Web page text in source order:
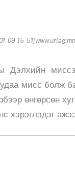
09-15-
Дэлхийн
мисс болж
өнгөрсөн
хэрэглэдэг